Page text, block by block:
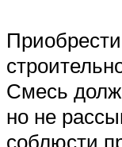
Смесь
но не
соблюсти